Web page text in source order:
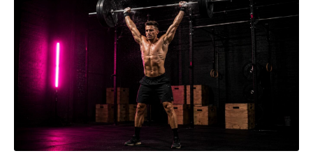
Promo